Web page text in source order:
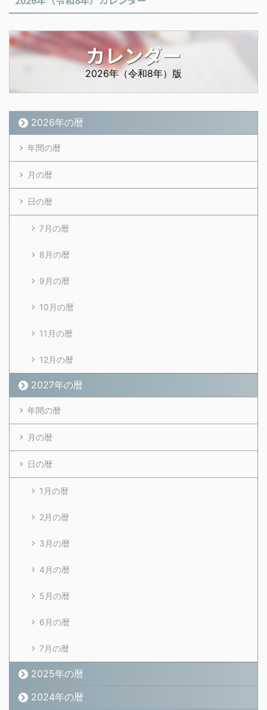
カレンダー
2026年（令和8年）版
2026年の暦
年間の暦
月の暦
日の暦
7月の暦
8月の暦
9月の暦
10月の暦
11月の暦
12月の暦
2027年の暦
年間の暦
月の暦
日の暦
1月の暦
2月の暦
3月の暦
4月の暦
5月の暦
6月の暦
7月の暦
2025年の暦
2024年の暦